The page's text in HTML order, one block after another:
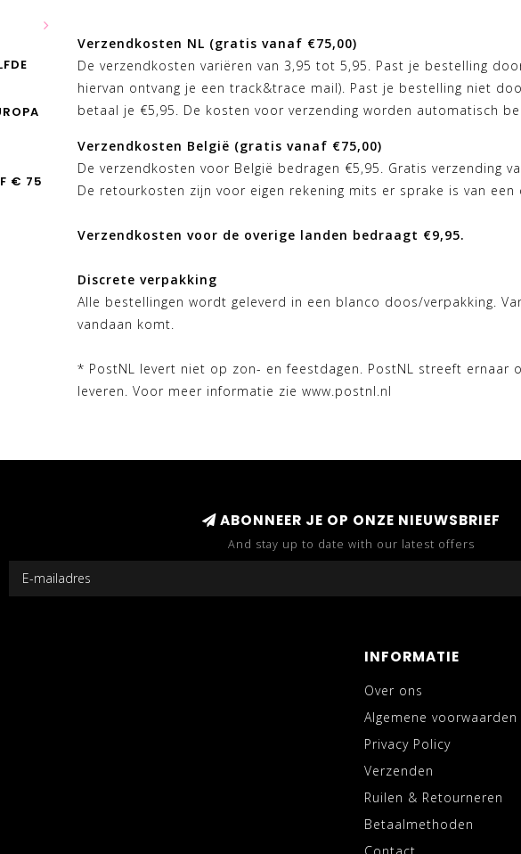
€ 75
Verzendkosten NL (gratis vanaf €75,00)
De verzendkosten variëren van 3,95 tot 5,95. Past je bestelling
hiervan ontvang je een track&trace mail). Past je bestelling niet
betaal je €5,95. De kosten voor verzending worden automatisch
Verzendkosten België (gratis vanaf €75,00)
De verzendkosten voor België bedragen €5,95. Gratis verzending
De retourkosten zijn voor eigen rekening mits er sprake is van
Verzendkosten voor de overige landen bedraagt €9,95.
Discrete verpakking
Alle bestellingen wordt geleverd in een blanco doos/verpakking.
vandaan komt.
* PostNL levert niet op zon- en feestdagen. PostNL streeft ernaar
leveren. Voor meer informatie zie www.postnl.nl
ABONNEER JE OP ONZE NIEUWSBRIEF
And stay up to date with our latest offers
INFORMATIE
Over ons
Algemene voorwaarden
Privacy Policy
Verzenden
Ruilen & Retourneren
Betaalmethoden